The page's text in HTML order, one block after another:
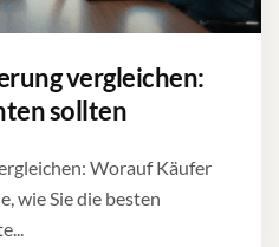
vergleichen:
sollten
Worauf Käufer
wie Sie die besten